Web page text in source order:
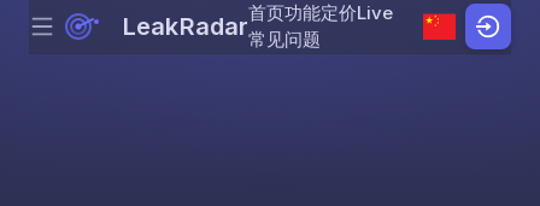
Skip to content
Menu LeakRadar首页功能定价Live
常见问题